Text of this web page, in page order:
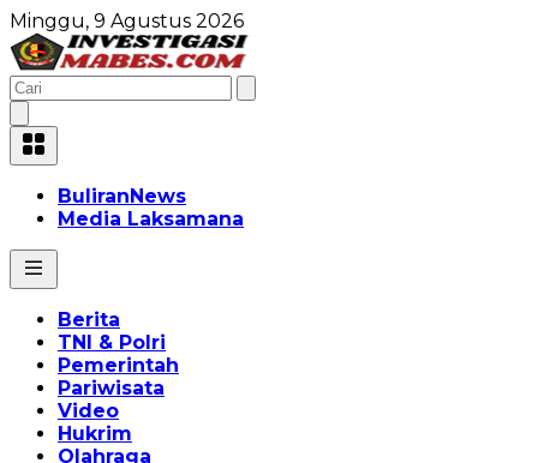
Minggu, 9 Agustus 2026
BuliranNews
Media Laksamana
Berita
TNI & Polri
Pemerintah
Pariwisata
Video
Hukrim
Olahraga